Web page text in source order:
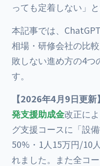
っても定着しない」
本記事では、
相場・研修会社の比
敗しない進め方の4つ
す。
【2026年4月9日更新】
発支援助成金改正に
グ支援コースに「設
50%・1人15万円/10
れました。また全コ